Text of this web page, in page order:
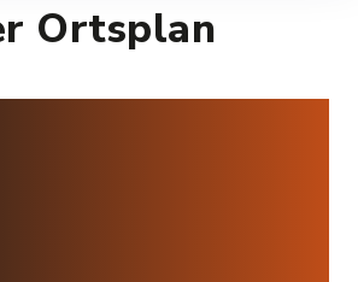
Ortsplan